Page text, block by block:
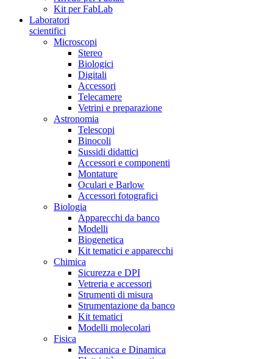
Kit per FabLab
Laboratori
scientifici
Microscopi
Stereo
Biologici
Digitali
Accessori
Telecamere
Vetrini e preparazione
Astronomia
Telescopi
Binocoli
Sussidi didattici
Accessori e componenti
Montature
Oculari e Barlow
Accessori fotografici
Biologia
Apparecchi da banco
Modelli
Biogenetica
Kit tematici e apparecchi
Chimica
Sicurezza e DPI
Vetreria e accessori
Strumenti di misura
Strumentazione da banco
Kit tematici
Modelli molecolari
Fisica
Meccanica e Dinamica